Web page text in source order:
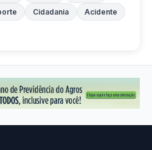
Cidadania
Acidente